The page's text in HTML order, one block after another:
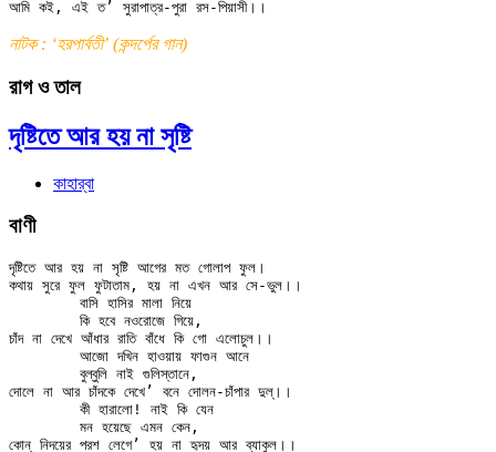
নাটক : ‘হরপার্বতী’ (কন্দর্পের গান)
রাগ ও তাল
দৃষ্টিতে আর হয় না সৃষ্টি
কাহার্‌বা
বাণী
দৃষ্টিতে আর হয় না সৃষ্টি আগের মত গোলাপ ফুল।
কথায় সুরে ফুল ফুটাতাম, হয় না এখন আর সে-ভুল।।
চাঁদ না দেখে আঁধার রাতি বাঁধে কি গো এলোচুল।।
দোলে না আর চাঁদকে দেখে’ বনে দোলন-চাঁপার দুল্‌।।